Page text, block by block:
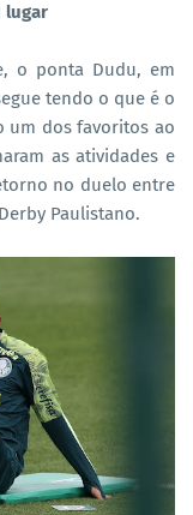
lugar
o ponta Dudu, em
tendo o que é o
um dos favoritos ao
as atividades e
no duelo entre
Paulistano.